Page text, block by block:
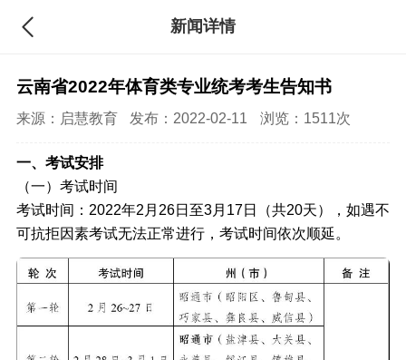
新闻详情
云南省2022年体育类专业统考考生告知书
来源： 启慧教育 发布：2022-02-11 浏览：1511次
一、考试安排
（一）考试时间
考试时间：2022年2月26日至3月17日（共20天），如遇不
可抗拒因素考试无法正常进行，考试时间依次顺延。